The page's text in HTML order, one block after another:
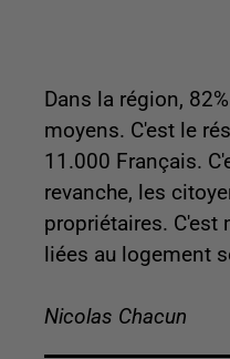
Dans la région,
moyens. C'est le
11.000 Français.
revanche, les
propriétaires. C'est
liées au logement
Nicolas Chacun